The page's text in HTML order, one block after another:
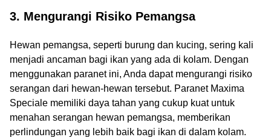
3. Mengurangi Risiko Pemangsa
Hewan pemangsa, seperti burung dan kucing, sering kali
menjadi ancaman bagi ikan yang ada di kolam. Dengan
menggunakan paranet ini, Anda dapat mengurangi risiko
serangan dari hewan-hewan tersebut. Paranet Maxima
Speciale memiliki daya tahan yang cukup kuat untuk
menahan serangan hewan pemangsa, memberikan
perlindungan yang lebih baik bagi ikan di dalam kolam.